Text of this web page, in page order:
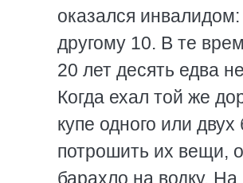
оказался
другому 10. В те
20 лет десять едва
Когда ехал той же
купе одного или
потрошить их вещи,
барахло на водку.